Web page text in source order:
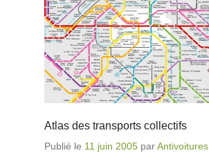
Atlas des transports collectifs
Publié le 11 juin 2005 parAntivoitures